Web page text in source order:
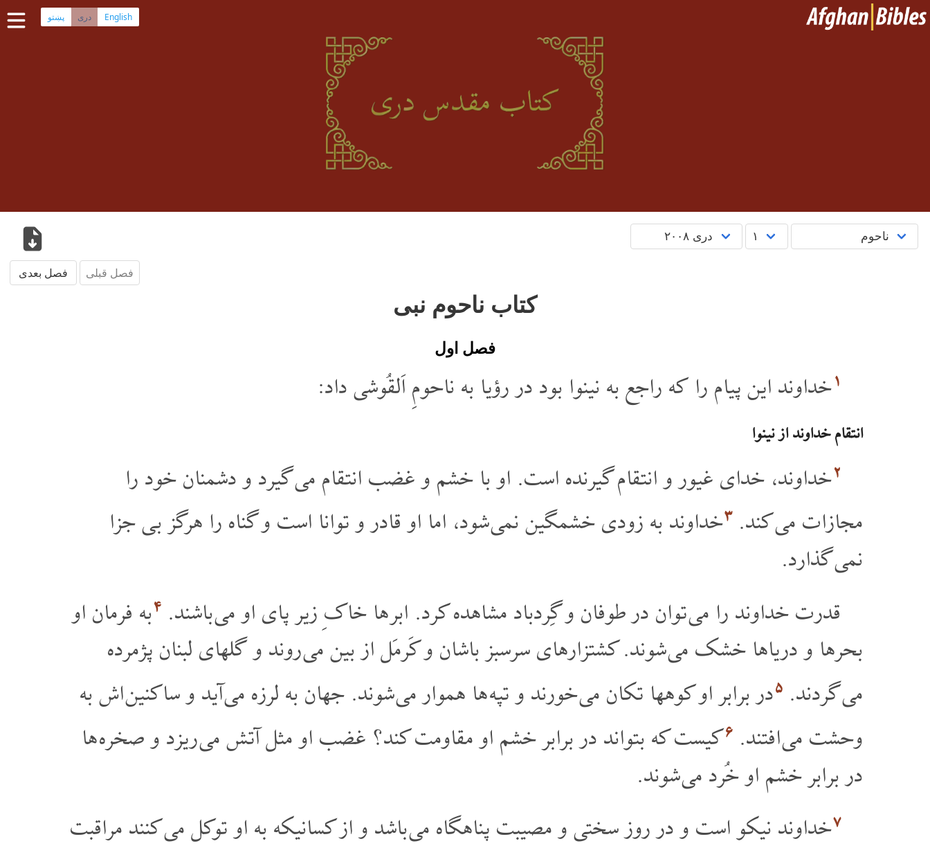
English دری پښتو
فصل قبلی فصل بعدی
کتاب ناحوم نبی
فصل اول
۱خداوند این پیام را که راجع به نینوا بود در رؤیا به ناحومِ اَلقُوشی داد:
انتقام خداوند از نینوا
۲خداوند، خدای غیور و انتقام گیرنده است. او با خشم و غضب انتقام می گیرد و دشمنان خود را
مجازات می کند. ۳خداوند به زودی خشمگین نمی شود، اما او قادر و توانا است و گناه را هرگز بی جزا
نمی گذارد.
قدرت خداوند را می توان در طوفان و گِردباد مشاهده کرد. ابر ها خاکِ زیر پای او می باشند. ۴به فرمان او
بحرها و دریاها خشک می شوند. کشتزارهای سرسبز باشان و کَرمَل از بین می روند و گلهای لبنان پژمرده
می گردند. ۵در برابر او کوهها تکان می خورند و تپه ها هموار می شوند. جهان به لرزه می آید و ساکنین اش به
وحشت می افتند. ۶کیست که بتواند در برابر خشم او مقاومت کند؟ غضب او مثل آتش می ریزد و صخره ها
در برابر خشم او خُرد می شوند.
۷خداوند نیکو است و در روز سختی و مصیبت پناهگاه می باشد و از کسانیکه به او توکل می کنند مراقبت